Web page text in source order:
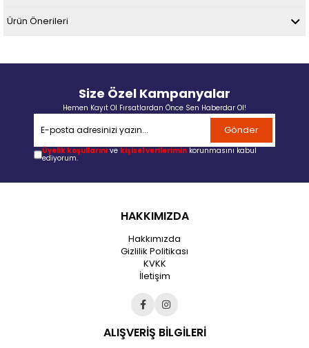
Ürün Önerileri
Size Özel Kampanyalar
Hemen Kayıt Ol Fırsatlardan Önce Sen Haberdar Ol!
Gönder
Üyelik koşullarını ve kişisel verilerimin korunmasını kabul
ediyorum.
HAKKIMIZDA
Hakkımızda
Gizlilik Politikası
KVKK
İletişim
ALIŞVERİŞ BİLGİLERİ